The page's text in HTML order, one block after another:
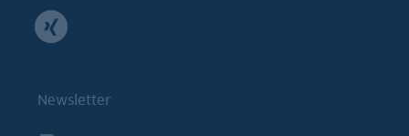
Newsletter